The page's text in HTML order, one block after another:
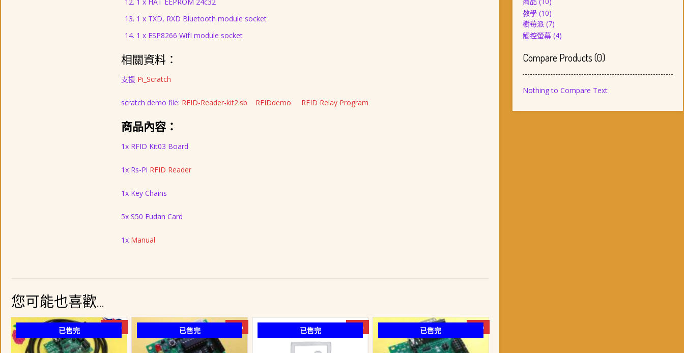
1 x HAT EEPROM 24c32
1 x TXD, RXD Bluetooth module socket
1 x ESP8266 WifI module socket
相關資料：
支援 Pi_Scratch
scratch demo file: RFID-Reader-kit2.sb RFIDdemo RFID Relay Program
商品內容：
1x RFID Kit03 Board
1x Rs-Pi RFID Reader
1x Key Chains
5x S50 Fudan Card
1x Manual
您可能也喜歡…
已售完 -10% 已售完 -8% 已售完 -5% 已售完 -9%
教學(10)
樹莓派(7)
觸控螢幕(4)
Compare Products(0)
Nothing to Compare Text